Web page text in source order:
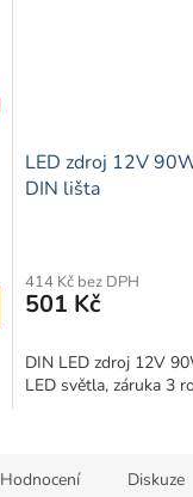
LED zdroj 12V
DIN lišta
414 Kč bez DPH
501 Kč
DIN LED zdroj 12V
LED světla, záruka 3
Hodnocení Diskuze